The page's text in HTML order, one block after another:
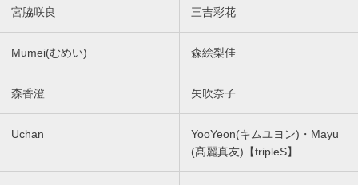
宮脇咲良 三吉彩花
Mumei(むめい) 森絵梨佳
森香澄 矢吹奈子
Uchan
YooYeon(キムユヨン)・Mayu
(髙麗真友)【tripleS】